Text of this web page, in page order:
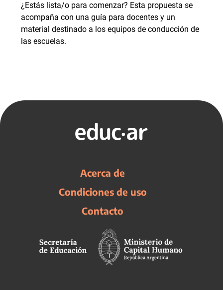
¿Estás lista/o para comenzar? Esta propuesta se
acompaña con una guía para docentes y un
material destinado a los equipos de conducción de
las escuelas.
Acerca de
Condiciones de uso
Contacto